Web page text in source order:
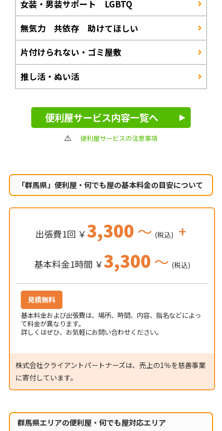
女装・男装サポート LGBTQ
無気力 共依存 助けてほしい
片付けられない・ゴミ屋敷
推し活・ぬい活
便利屋サービス内容一覧へ
便利屋サービスの注意事項
「群馬県」便利屋・何でも屋の基本料金の目安について
出張費1回 ￥3,300～ (税込) +
基本料金1時間 ￥3,300～ (税込)
見積無料
基本料金および出張費は、場所、時間、内容、指名などによっ
て料金が異なります。
詳しくはぜひ、お気軽にお問い合わせください。
株式会社クライアントパートナーズは、売上の1％を慈善事業
に寄付しています。
群馬県エリアの便利屋・何でも屋対応エリア